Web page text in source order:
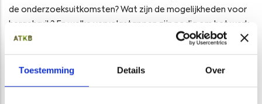
Toestemming Details Over
de onderzoeksuitkomsten? Wat zijn de mogelijkheden voor
hergebruik? En welke vervolgstappen zijn nodig om het werk
goed en volgens de wet uit te voeren?
belangrijk bij projecten op sportcomplexen. De ruimte is
vaak beperkt, de planning ligt vast en werkzaamheden